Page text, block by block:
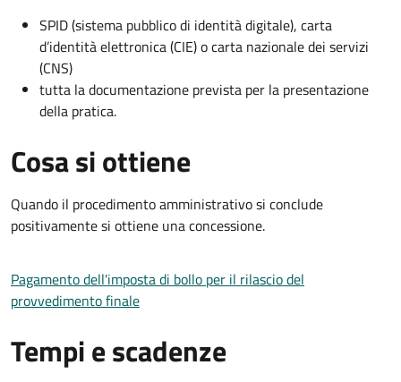
SPID (sistema pubblico di identità digitale), carta
d’identità elettronica (CIE) o carta nazionale dei servizi
(CNS)
tutta la documentazione prevista per la presentazione
della pratica.
Cosa si ottiene
Quando il procedimento amministrativo si conclude
positivamente si ottiene una concessione.
Pagamento dell'imposta di bollo per il rilascio del
provvedimento finale
Tempi e scadenze